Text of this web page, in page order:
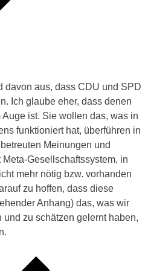
davon aus, dass CDU und SPD
Ich glaube eher, dass denen
ist. Sie wollen das, was in
funktioniert hat, überführen in
Meinungen und
Gesellschaftssystem, in
mehr nötig bzw. vorhanden
zu hoffen, dass diese
Anhang) das, was wir
und zu schätzen gelernt haben,